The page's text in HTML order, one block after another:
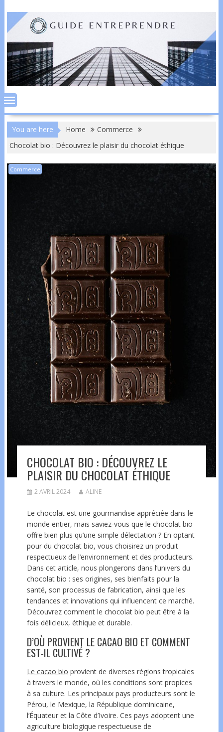
content
You are here Home
Commerce
Chocolat bio : Découvrez le plaisir du chocolat éthique
Commerce
CHOCOLAT BIO : DÉCOUVREZ LE
PLAISIR DU CHOCOLAT ÉTHIQUE
2 AVRIL 2024 ALINE
Le chocolat est une gourmandise appréciée dans le
monde entier, mais saviez-vous que le chocolat bio
offre bien plus qu’une simple délectation ? En optant
pour du chocolat bio, vous choisirez un produit
respectueux de l’environnement et des producteurs.
Dans cet article, nous plongerons dans l’univers du
chocolat bio : ses origines, ses bienfaits pour la
santé, son processus de fabrication, ainsi que les
tendances et innovations qui influencent ce marché.
Découvrez comment le chocolat bio peut être à la
fois délicieux, éthique et durable.
D’OÙ PROVIENT LE CACAO BIO ET COMMENT
EST-IL CULTIVÉ ?
Le cacao bio provient de diverses régions tropicales
à travers le monde, où les conditions sont propices
à sa culture. Les principaux pays producteurs sont le
Pérou, le Mexique, la République dominicaine,
l’Équateur et la Côte d’Ivoire. Ces pays adoptent une
agriculture biologique respectueuse de